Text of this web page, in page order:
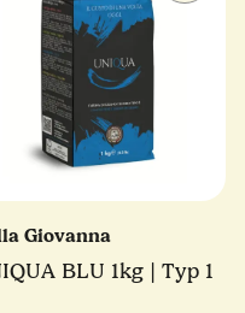
Giovanna
BLU 1kg | Typ 1